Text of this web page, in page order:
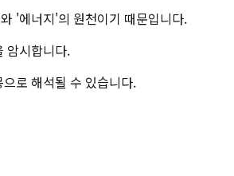
'에너지'의 원천이기 때문입니다.
암시합니다.
로 해석될 수 있습니다.